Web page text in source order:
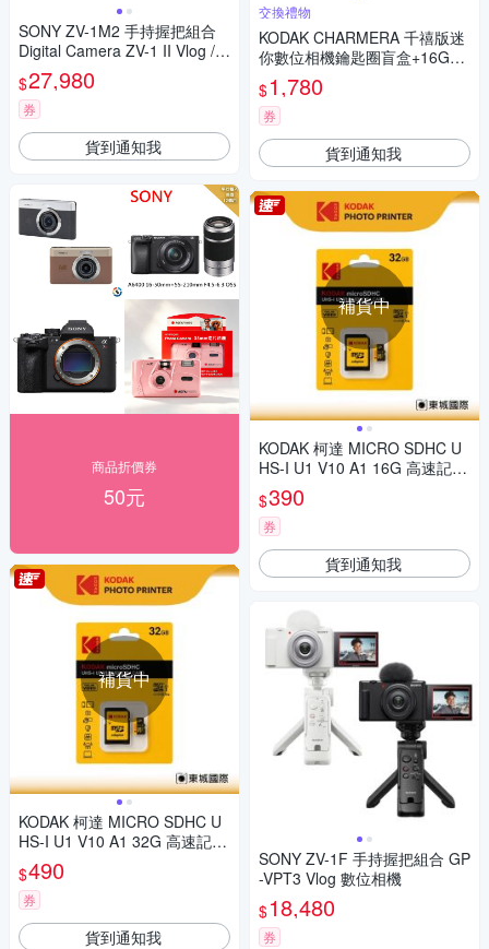
SONY ZV-1M2 手持握把組合
Digital Camera ZV-1 II Vlog / 2
025/3/1 登錄送好禮
$27,980
券
貨到通知我
商品折價券
50元
補貨中
KODAK 柯達 MICRO SDHC U
HS-I U1 V10 A1 32G 高速記憶
卡(附轉卡)
$490
券
貨到通知我
交換禮物
KODAK CHARMERA 千禧版迷
你數位相機鑰匙圈盲盒+16G記
憶卡組
$1,780
券
貨到通知我
補貨中
KODAK 柯達 MICRO SDHC U
HS-I U1 V10 A1 16G 高速記憶
卡(附轉卡)
$390
券
貨到通知我
SONY ZV-1F 手持握把組合 GP
-VPT3 Vlog 數位相機
$18,480
券